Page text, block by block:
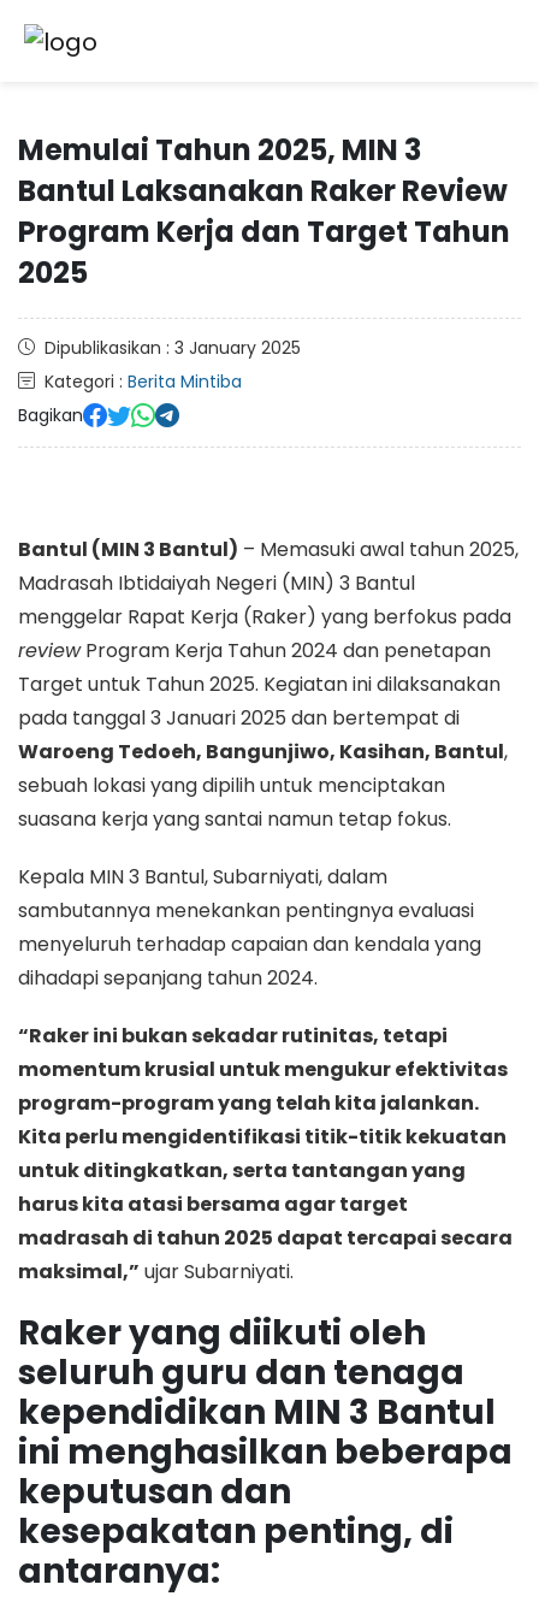
Memulai Tahun 2025, MIN 3
Bantul Laksanakan Raker Review
Program Kerja dan Target Tahun
2025
Dipublikasikan : 3 January 2025
Kategori : Berita Mintiba
Bagikan
Bantul (MIN 3 Bantul) – Memasuki awal tahun 2025,
Madrasah Ibtidaiyah Negeri (MIN) 3 Bantul
menggelar Rapat Kerja (Raker) yang berfokus pada
reviewProgram Kerja Tahun 2024 dan penetapan
Target untuk Tahun 2025. Kegiatan ini dilaksanakan
pada tanggal 3 Januari 2025 dan bertempat di
Waroeng Tedoeh, Bangunjiwo, Kasihan, Bantul,
sebuah lokasi yang dipilih untuk menciptakan
suasana kerja yang santai namun tetap fokus.
Kepala MIN 3 Bantul, Subarniyati, dalam
sambutannya menekankan pentingnya evaluasi
menyeluruh terhadap capaian dan kendala yang
dihadapi sepanjang tahun 2024.
“Raker ini bukan sekadar rutinitas, tetapi
momentum krusial untuk mengukur efektivitas
program-program yang telah kita jalankan.
Kita perlu mengidentifikasi titik-titik kekuatan
untuk ditingkatkan, serta tantangan yang
harus kita atasi bersama agar target
madrasah di tahun 2025 dapat tercapai secara
maksimal,” ujar Subarniyati.
Raker yang diikuti oleh
seluruh guru dan tenaga
kependidikan MIN 3 Bantul
ini menghasilkan beberapa
keputusan dan
kesepakatan penting, di
antaranya: